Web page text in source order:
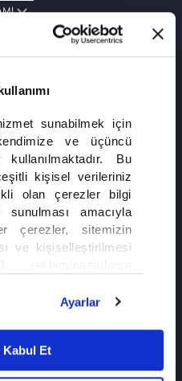
sunabilmek için
ve üçüncü
Bu
kişisel verileriniz
olan çerezler bilgi
amacıyla
çerezler, sitemizin
ve kişiselleştirilmesi
kullanılacaktır.
butonuna tıklayabilir,
Metnimizi ziyaret
Ayarlar
Kabul Et